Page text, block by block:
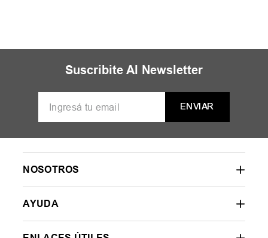
Suscribite Al Newsletter
ENVIAR
NOSOTROS
AYUDA